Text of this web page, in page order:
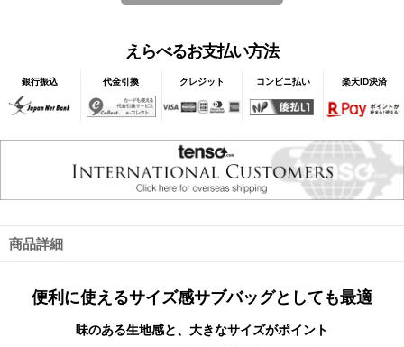
えらべるお支払い方法
銀行振込 代金引換 クレジット コンビニ払い 楽天ID決済
商品詳細
便利に使えるサイズ感サブバッグとしても最適
味のある生地感と、大きなサイズがポイント